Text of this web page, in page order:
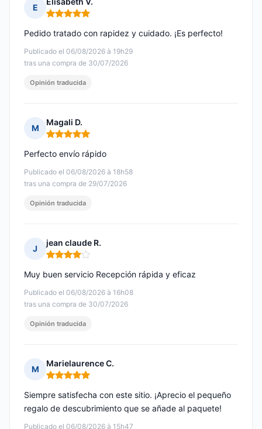
E
Nota: 5 de 5
Publicado el 06/08/2026 à 19h29
tras una compra de 30/07/2026
Pedido tratado con rapidez y cuidado. ¡Es perfecto!
Opinión traducida
M
Magali D.
Nota: 5 de 5
Publicado el 06/08/2026 à 18h58
tras una compra de 29/07/2026
Perfecto envío rápido
Opinión traducida
J
jean claude R.
Nota: 4 de 5
Publicado el 06/08/2026 à 16h08
tras una compra de 30/07/2026
Muy buen servicio Recepción rápida y eficaz
Opinión traducida
M
Marielaurence C.
Nota: 5 de 5
Publicado el 06/08/2026 à 15h47
Siempre satisfecha con este sitio. ¡Aprecio el pequeño
regalo de descubrimiento que se añade al paquete!